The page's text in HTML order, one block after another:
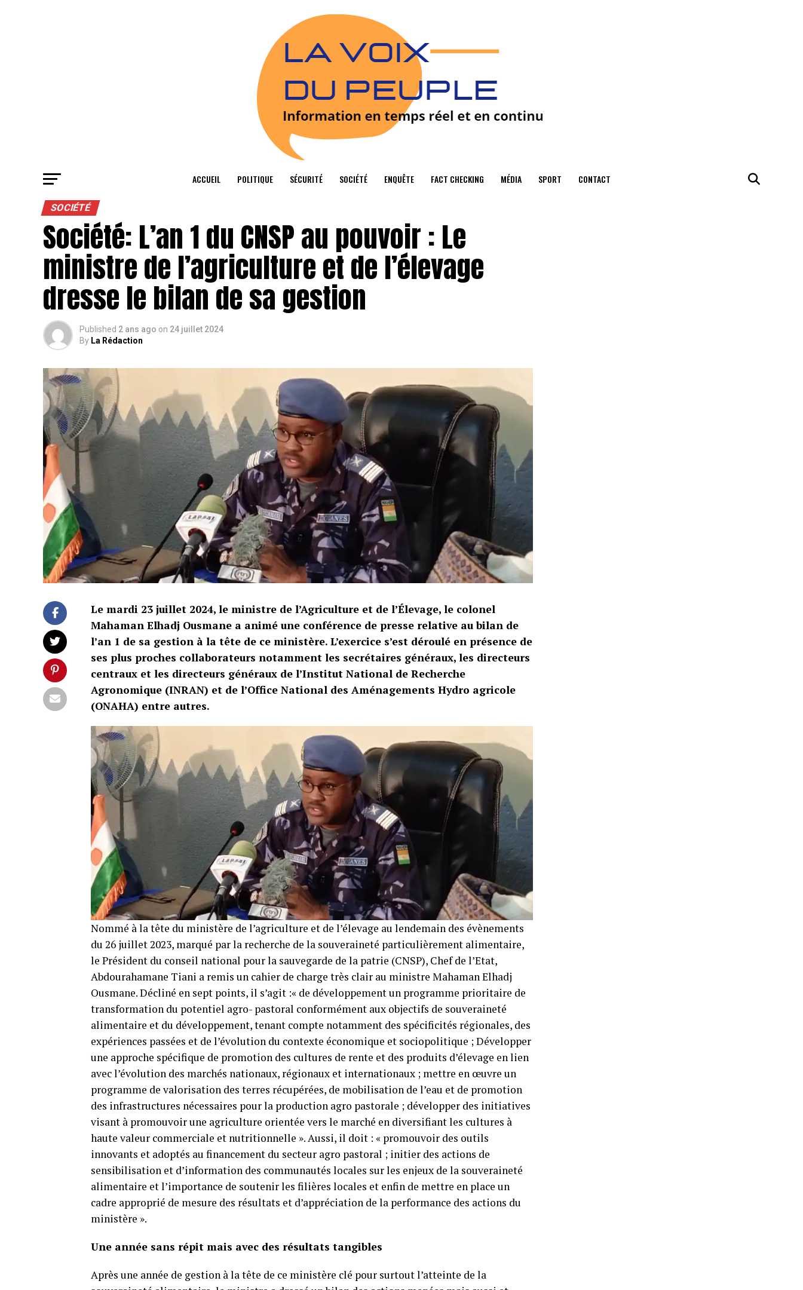
ACCUEIL POLITIQUE SÉCURITÉ SOCIÉTÉ ENQUÊTE FACT CHECKING MÉDIA SPORT CONTACT
SOCIÉTÉ
Société: L’an 1 du CNSP au pouvoir : Le
ministre de l’agriculture et de l’élevage
dresse le bilan de sa gestion
Published 2 ans ago on 24 juillet 2024
By La Rédaction
Le mardi 23 juillet 2024, le ministre de l’Agriculture et de l’Élevage, le colonel
Mahaman Elhadj Ousmane a animé une conférence de presse relative au bilan de
l’an 1 de sa gestion à la tête de ce ministère. L’exercice s’est déroulé en présence de
ses plus proches collaborateurs notamment les secrétaires généraux, les directeurs
centraux et les directeurs généraux de l’Institut National de Recherche
Agronomique (INRAN) et de l’Office National des Aménagements Hydro agricole
(ONAHA) entre autres.
Nommé à la tête du ministère de l’agriculture et de l’élevage au lendemain des évènements
du 26 juillet 2023, marqué par la recherche de la souveraineté particulièrement alimentaire,
le Président du conseil national pour la sauvegarde de la patrie (CNSP), Chef de l’Etat,
Abdourahamane Tiani a remis un cahier de charge très clair au ministre Mahaman Elhadj
Ousmane. Décliné en sept points, il s’agit :« de développement un programme prioritaire de
transformation du potentiel agro- pastoral conformément aux objectifs de souveraineté
alimentaire et du développement, tenant compte notamment des spécificités régionales, des
expériences passées et de l’évolution du contexte économique et sociopolitique ; Développer
une approche spécifique de promotion des cultures de rente et des produits d’élevage en lien
avec l’évolution des marchés nationaux, régionaux et internationaux ; mettre en œuvre un
programme de valorisation des terres récupérées, de mobilisation de l’eau et de promotion
des infrastructures nécessaires pour la production agro pastorale ; développer des initiatives
visant à promouvoir une agriculture orientée vers le marché en diversifiant les cultures à
haute valeur commerciale et nutritionnelle ». Aussi, il doit : « promouvoir des outils
innovants et adoptés au financement du secteur agro pastoral ; initier des actions de
sensibilisation et d’information des communautés locales sur les enjeux de la souveraineté
alimentaire et l’importance de soutenir les filières locales et enfin de mettre en place un
cadre approprié de mesure des résultats et d’appréciation de la performance des actions du
ministère ».
Une année sans répit mais avec des résultats tangibles
Après une année de gestion à la tête de ce ministère clé pour surtout l’atteinte de la